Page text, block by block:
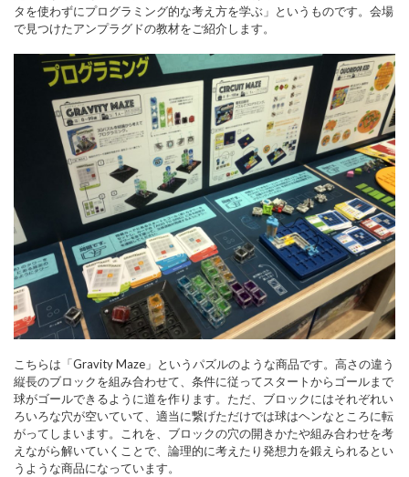
タを使わずにプログラミング的な考え方を学ぶ」というものです。会場
で見つけたアンプラグドの教材をご紹介します。
こちらは「Gravity Maze」というパズルのような商品です。高さの違う
縦長のブロックを組み合わせて、条件に従ってスタートからゴールまで
球がゴールできるように道を作ります。ただ、ブロックにはそれぞれい
ろいろな穴が空いていて、適当に繋げただけでは球はヘンなところに転
がってしまいます。これを、ブロックの穴の開きかたや組み合わせを考
えながら解いていくことで、論理的に考えたり発想力を鍛えられるとい
うような商品になっています。